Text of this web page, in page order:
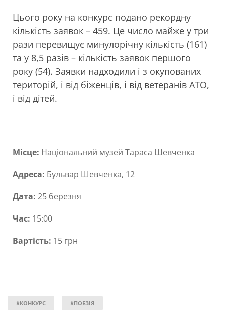
Цього року на конкурс подано рекордну
кількість заявок – 459. Це число майже у три
рази перевищує минулорічну кількість (161)
та у 8,5 разів – кількість заявок першого
року (54). Заявки надходили і з окупованих
територій, і від біженців, і від ветеранів АТО,
і від дітей.
Місце: Національний музей Тараса Шевченка
Адреса: Бульвар Шевченка, 12
Дата: 25 березня
Час: 15:00
Вартість: 15 грн
#КОНКУРС #ПОЕЗІЯ